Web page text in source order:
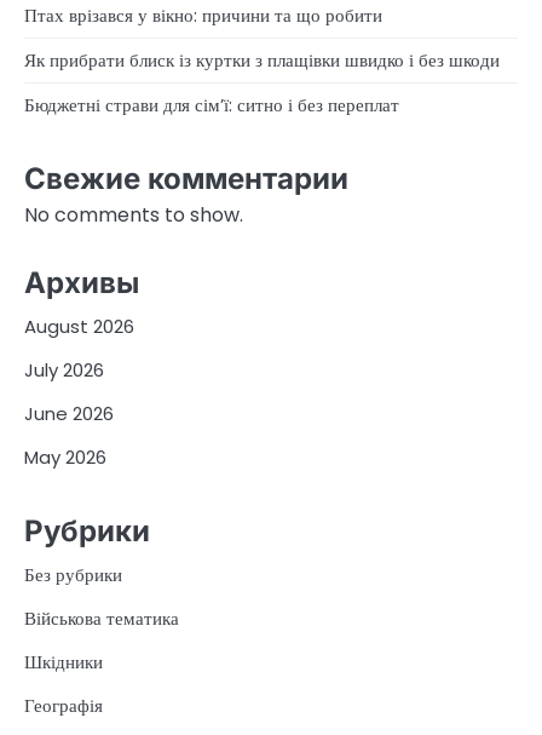
Птах врізався у вікно: причини та що робити
Як прибрати блиск із куртки з плащівки швидко і без шкоди
Бюджетні страви для сім’ї: ситно і без переплат
Свежие комментарии
No comments to show.
Архивы
August 2026
July 2026
June 2026
May 2026
Рубрики
Без рубрики
Військова тематика
Шкідники
Географія